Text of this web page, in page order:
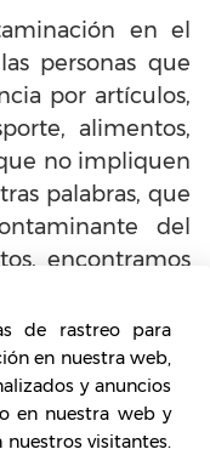
en el
personas que
por artículos,
alimentos,
no impliquen
palabras, que
del
encontramos
en el inicio
lo cierto
sola moto y
para alquiler o
de rastreo para
en nuestra web,
y anuncios
en nuestra web y
visitantes.